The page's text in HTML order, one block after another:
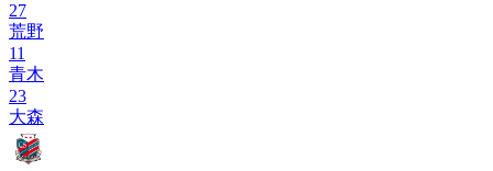
27
荒野
11
青木
23
大森